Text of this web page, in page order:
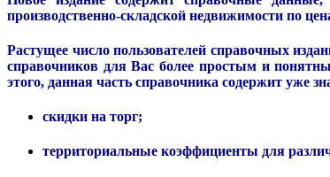
производственно-складской недвижимости по
Растущее число пользователей справочных
справочников для Вас более простым и
этого, данная часть справочника содержит уже
скидки на торг;
территориальные коэффициенты для